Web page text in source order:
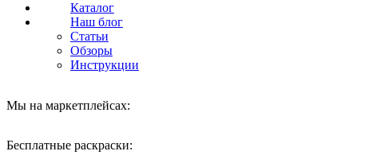
Каталог
Наш блог
Статьи
Обзоры
Инструкции
Мы на маркетплейсах:
Бесплатные раскраски: